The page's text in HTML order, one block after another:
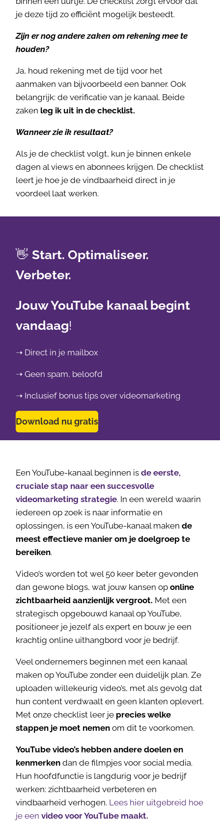
je deze tijd zo efficiënt mogelijk besteedt.
Zijn er nog andere zaken om rekening mee te
houden?
Ja, houd rekening met de tijd voor het
aanmaken van bijvoorbeeld een banner. Ook
belangrijk: de verificatie van je kanaal. Beide
zaken leg ik uit in de checklist.
Wanneer zie ik resultaat?
Als je de checklist volgt, kun je binnen enkele
dagen al views en abonnees krijgen. De checklist
leert je hoe je de vindbaarheid direct in je
voordeel laat werken.
👋 Start. Optimaliseer.
Verbeter.
Jouw YouTube kanaal begint
vandaag!
➝ Direct in je mailbox
➝ Geen spam, beloofd
➝ Inclusief bonus tips over videomarketing
Download nu gratis
Een YouTube-kanaal beginnen is de eerste,
cruciale stap naar een succesvolle
videomarketing strategie. In een wereld waarin
iedereen op zoek is naar informatie en
oplossingen, is een YouTube-kanaal maken de
meest effectieve manier om je doelgroep te
bereiken.
Video’s worden tot wel 50 keer beter gevonden
dan gewone blogs, wat jouw kansen op online
zichtbaarheid aanzienlijk vergroot. Met een
strategisch opgebouwd kanaal op YouTube,
positioneer je jezelf als expert en bouw je een
krachtig online uithangbord voor je bedrijf.
Veel ondernemers beginnen met een kanaal
maken op YouTube zonder een duidelijk plan. Ze
uploaden willekeurig video’s, met als gevolg dat
hun content verdwaalt en geen klanten oplevert.
Met onze checklist leer je precies welke
stappen je moet nemen om dit te voorkomen.
YouTube video’s hebben andere doelen en
kenmerken dan de filmpjes voor social media.
Hun hoofdfunctie is langdurig voor je bedrijf
werken: zichtbaarheid verbeteren en
vindbaarheid verhogen. Lees hier uitgebreid hoe
je een video voor YouTube maakt.